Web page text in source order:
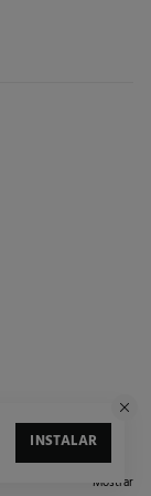
Mostrar
INSTALAR